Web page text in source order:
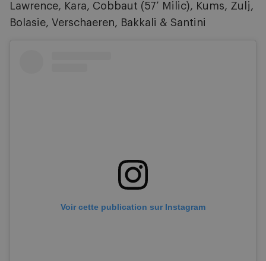
Lawrence, Kara, Cobbaut (57’ Milic), Kums, Zulj,
Bolasie, Verschaeren, Bakkali & Santini
Voir cette publication sur Instagram